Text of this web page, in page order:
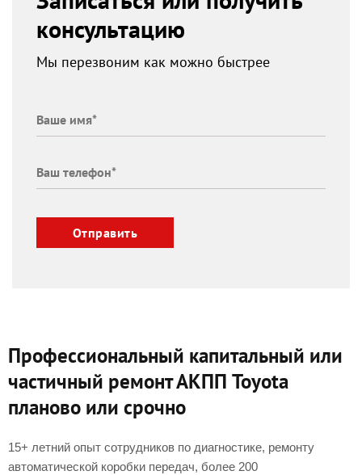
консультацию
Мы перезвоним как можно быстрее
Отправить
Профессиональный капитальный или
частичный ремонт АКПП Toyota
планово или срочно
15+ летний опыт сотрудников по диагностике, ремонту
автоматической коробки передач, более 200